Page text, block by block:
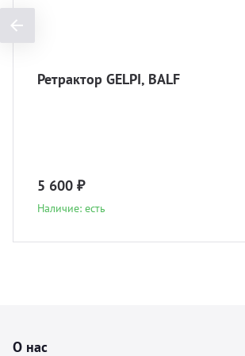
Ретрактор GELPI, BALF
5 600 ₽
Наличие: есть
О нас